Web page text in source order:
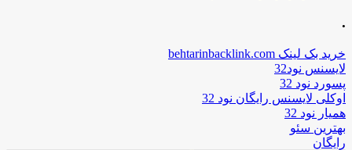
.
خرید بک لینک behtarinbacklink.com
لایسنس نود32
پسورد نود 32
اوکلی لایسنس رایگان نود 32
همیار نود 32
بهترین سئو
رایگان